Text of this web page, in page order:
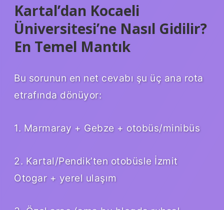
Kartal’dan Kocaeli
Üniversitesi’ne Nasıl Gidilir?
En Temel Mantık
Bu sorunun en net cevabı şu üç ana rota
etrafında dönüyor:
1. Marmaray + Gebze + otobüs/minibüs
2. Kartal/Pendik’ten otobüsle İzmit
Otogar + yerel ulaşım